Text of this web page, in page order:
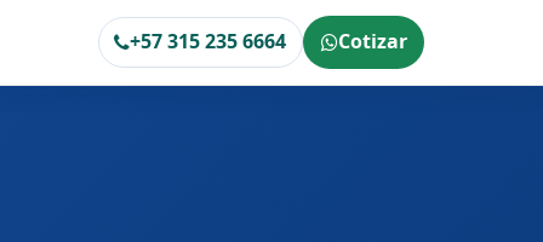
+57 315 235 6664 Cotizar